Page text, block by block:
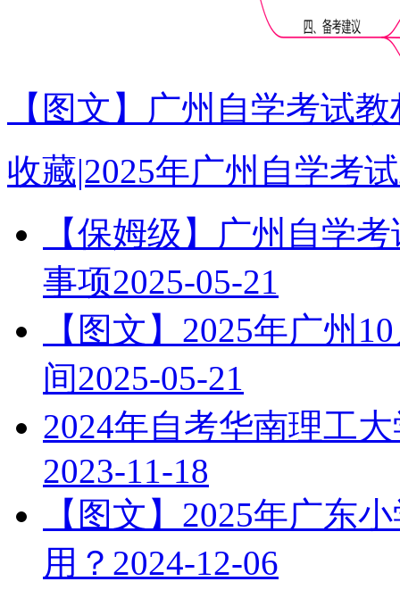
【图文】广州自学考试
收藏|2025年广州自学考
【保姆级】广州自学
事项2025-05-21
【图文】2025年广州
间2025-05-21
2024年自考华南理工
2023-11-18
【图文】2025年广东
用？ 2024-12-06